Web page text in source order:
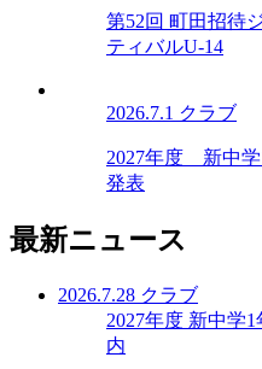
第52回 町田招待
ティバルU-14
2026.7.1 クラブ
2027年度 新中学
発表
最新ニュース
2026.7.28 クラブ
2027年度 新中学
内